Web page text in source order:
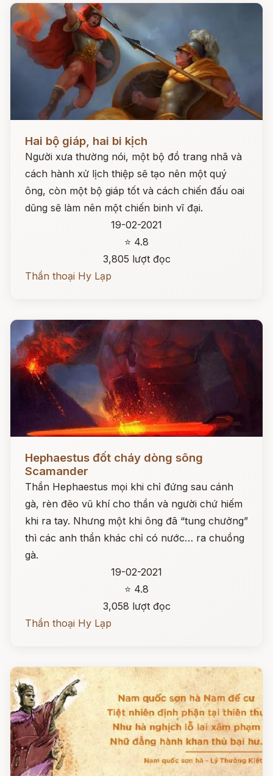
Hai bộ giáp, hai bi kịch
Người xưa thường nói, một bộ đồ trang nhã và
cách hành xử lịch thiệp sẽ tạo nên một quý
ông, còn một bộ giáp tốt và cách chiến đấu oai
dũng sẽ làm nên một chiến binh vĩ đại.
19-02-2021
⭐ 4.8
3,805 lượt đọc
Thần thoại Hy Lạp
Hephaestus đốt cháy dòng sông
Scamander
Thần Hephaestus mọi khi chỉ đứng sau cánh
gà, rèn đẽo vũ khí cho thần và người chứ hiếm
khi ra tay. Nhưng một khi ông đã “tung chưởng”
thì các anh thần khác chỉ có nước… ra chuồng
gà.
19-02-2021
⭐ 4.8
3,058 lượt đọc
Thần thoại Hy Lạp